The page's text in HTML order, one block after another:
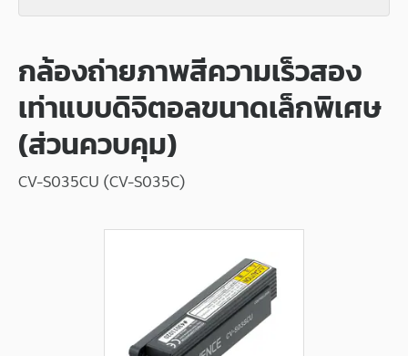
กล้องถ่ายภาพสีความเร็วสอง
เท่าแบบดิจิตอลขนาดเล็กพิเศษ
(ส่วนควบคุม)
CV-S035CU (CV-S035C)